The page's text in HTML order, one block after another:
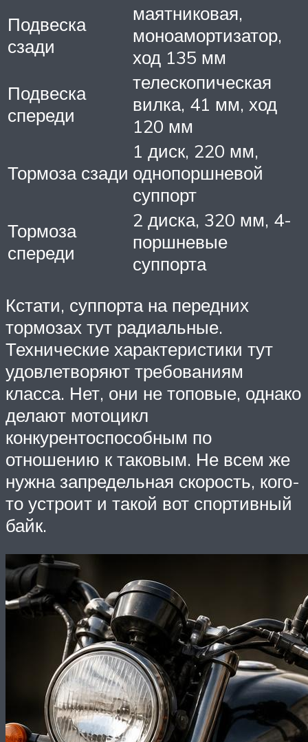
Подвеска
сзади
маятниковая,
моноамортизатор,
ход 135 мм
Подвеска
спереди
телескопическая
вилка, 41 мм, ход
120 мм
Тормоза сзади
1 диск, 220 мм,
однопоршневой
суппорт
Тормоза
спереди
2 диска, 320 мм, 4-
поршневые
суппорта
Кстати, суппорта на передних
тормозах тут радиальные.
Технические характеристики тут
удовлетворяют требованиям
класса. Нет, они не топовые, однако
делают мотоцикл
конкурентоспособным по
отношению к таковым. Не всем же
нужна запредельная скорость, кого-
то устроит и такой вот спортивный
байк.